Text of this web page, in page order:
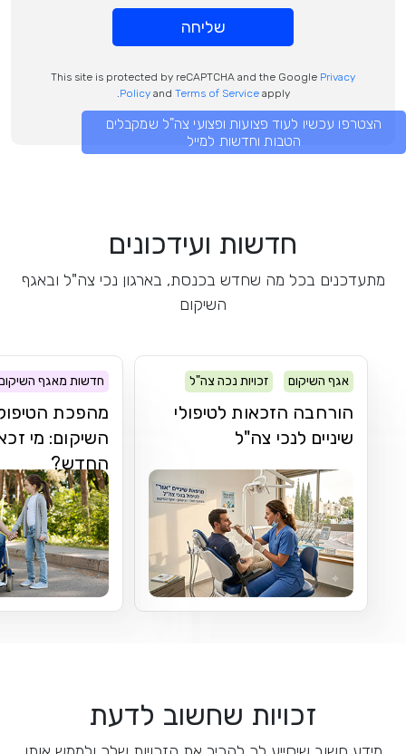
שליחה
This site is protected by reCAPTCHA and the Google Privacy
Policyand Terms of Serviceapply.
הצטרפו עכשיו לעוד פצועות ופצועי צה"ל שמקבלים
הטבות וחדשות למייל
חדשות ועידכונים
מתעדכנים בכל מה שחדש בכנסת, בארגון נכי צה"ל ובאגף
השיקום
אגף השיקום זכויות נכה צה"ל
הורחבה הזכאות לטיפולי
שיניים לנכי צה"ל
חדשות מאגף
מהפכת
השיקום: מי
החדש?
זכויות שחשוב לדעת